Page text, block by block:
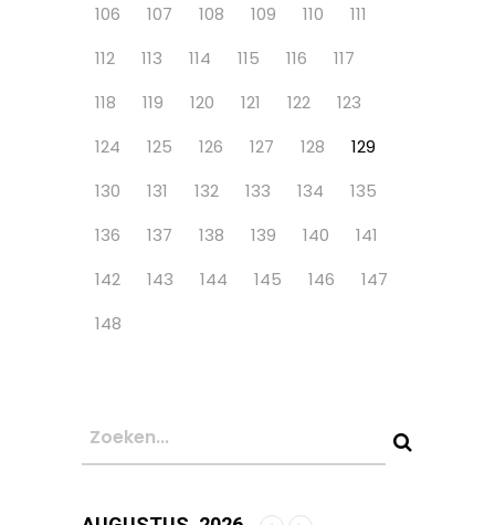
106
107 108 109 110
111
112
113 114 115 116
117
118
119 120 121 122
123
124
125 126 127 128
129
130
131 132 133 134
135
136
137 138 139 140
141
142
143 144 145 146
147
148